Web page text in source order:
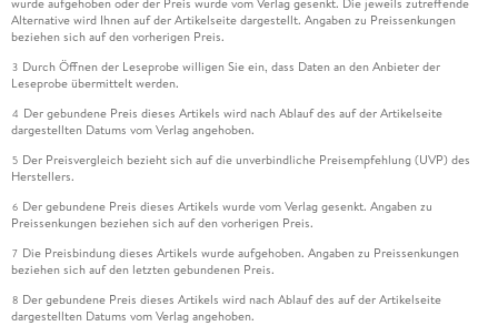
Alternative wird Ihnen auf der Artikelseite dargestellt. Angaben zu Preissenkungen
beziehen sich auf den vorherigen Preis.
3 Durch Öffnen der Leseprobe willigen Sie ein, dass Daten an den Anbieter der
Leseprobe übermittelt werden.
4 Der gebundene Preis dieses Artikels wird nach Ablauf des auf der Artikelseite
dargestellten Datums vom Verlag angehoben.
5 Der Preisvergleich bezieht sich auf die unverbindliche Preisempfehlung (UVP) des
Herstellers.
6 Der gebundene Preis dieses Artikels wurde vom Verlag gesenkt. Angaben zu
Preissenkungen beziehen sich auf den vorherigen Preis.
7 Die Preisbindung dieses Artikels wurde aufgehoben. Angaben zu Preissenkungen
beziehen sich auf den letzten gebundenen Preis.
8 Der gebundene Preis dieses Artikels wird nach Ablauf des auf der Artikelseite
dargestellten Datums vom Verlag angehoben.